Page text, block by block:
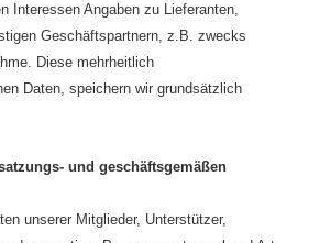
Interessen Angaben zu Lieferanten,
Geschäftspartnern, z.B. zwecks
Diese mehrheitlich
Daten, speichern wir grundsätzlich
und geschäftsgemäßen
unserer Mitglieder, Unterstützer,